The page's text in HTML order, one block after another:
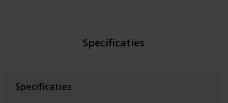
Specificaties
Specificaties